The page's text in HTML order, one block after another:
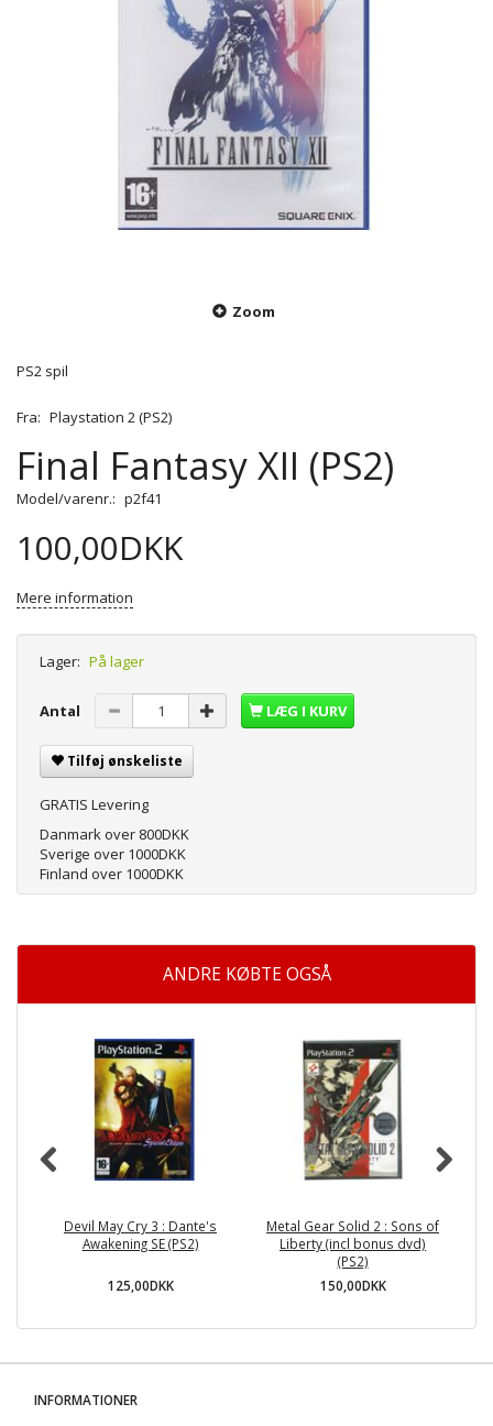
Zoom
PS2 spil
Fra: Playstation 2 (PS2)
Final Fantasy XII (PS2)
Model/varenr.: p2f41
100,00DKK
Mere information
Lager: På lager
Antal LÆG I KURV
Tilføj ønskeliste
GRATIS Levering
Danmark over 800DKK
Sverige over 1000DKK
Finland over 1000DKK
ANDRE KØBTE OGSÅ
Devil May Cry 3 : Dante's
Awakening SE (PS2)
125,00DKK
Metal Gear Solid 2 : Sons of
Liberty (incl bonus dvd)
(PS2)
150,00DKK
INFORMATIONER